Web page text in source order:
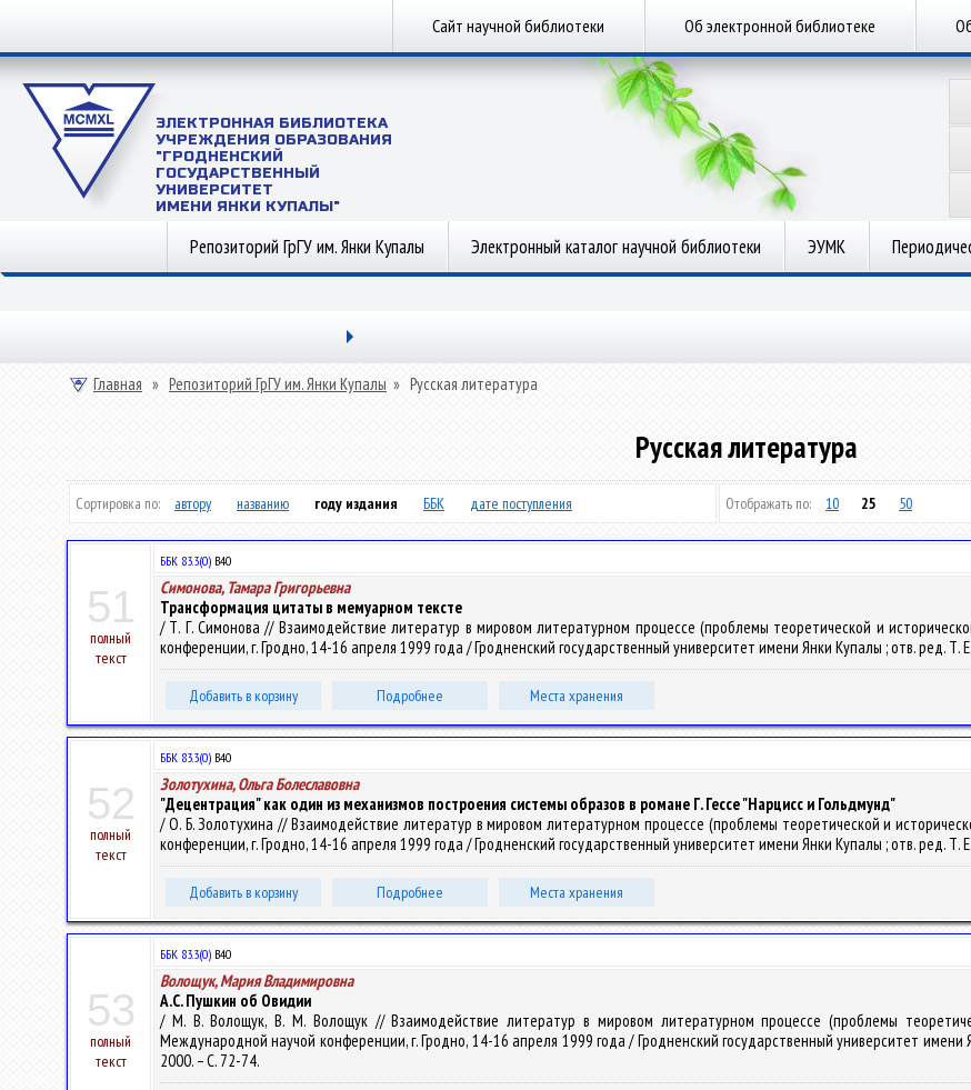
Сайт научной библиотеки Об электронной библиотеке
ЭЛЕКТРОННАЯ БИБЛИОТЕКА
УЧРЕЖДЕНИЯ ОБРАЗОВАНИЯ
"ГРОДНЕНСКИЙ
ГОСУДАРСТВЕННЫЙ
УНИВЕРСИТЕТ
ИМЕНИ ЯНКИ КУПАЛЫ"
Репозиторий ГрГУ им. Янки Купалы Электронный каталог научной библиотеки ЭУМК
Главная » Репозиторий ГрГУ им. Янки Купалы » Русская литература
Русская литература
Сортировка по: автору названию году издания ББК дате поступления Отображать по: 10 25 50
51
полный
текст
ББК 83.3(0) В40
Симонова, Тамара Григорьевна
Трансформация цитаты в мемуарном тексте
/ Т. Г. Симонова // Взаимодействие литератур в мировом литературном процессе (проблемы теоретической и
конференции, г. Гродно, 14-16 апреля 1999 года / Гродненский государственный университет имени Янки Купалы ; отв. ред. Т.
Добавить в корзину Подробнее Места хранения
52
полный
текст
ББК 83.3(0) В40
Золотухина, Ольга Болеславовна
"Децентрация" как один из механизмов построения системы образов в романе Г. Гессе "Нарцисс и Гольдмунд"
/ О. Б. Золотухина // Взаимодействие литератур в мировом литературном процессе (проблемы теоретической и
конференции, г. Гродно, 14-16 апреля 1999 года / Гродненский государственный университет имени Янки Купалы ; отв. ред. Т.
Добавить в корзину Подробнее Места хранения
53
полный
текст
ББК 83.3(0) В40
Волощук, Мария Владимировна
А.С. Пушкин об Овидии
/ М. В. Волощук, В. М. Волощук // Взаимодействие литератур в мировом литературном процессе (проблемы
Международной научой конференции, г. Гродно, 14-16 апреля 1999 года / Гродненский государственный университет имени
2000. – С. 72-74.